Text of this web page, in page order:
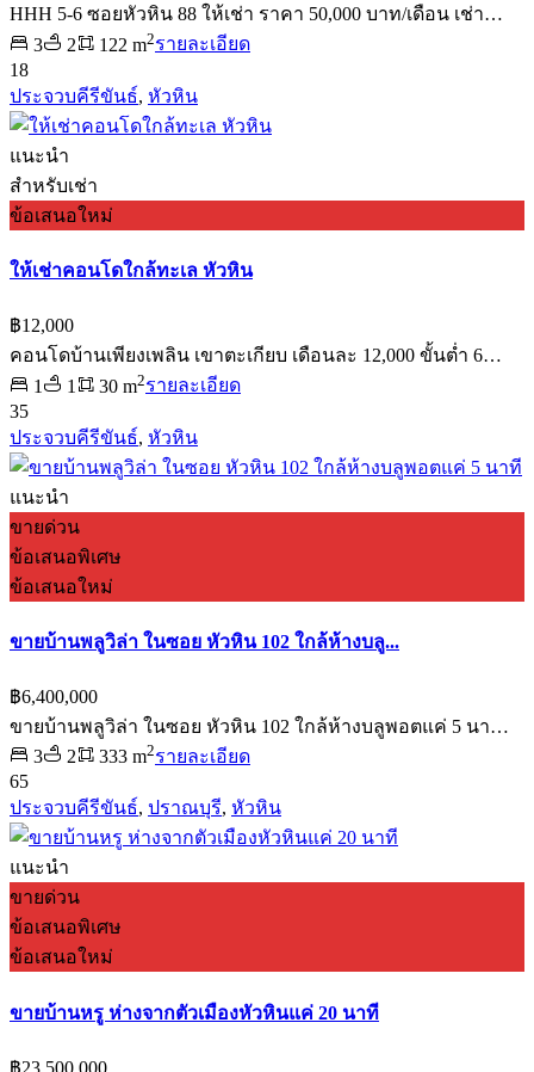
HHH 5-6 ซอยหัวหิน 88 ให้เช่า ราคา 50,000 บาท/เดือน เช่า…
3
2 122 m2รายละเอียด
18
ประจวบคีรีขันธ์, หัวหิน
แนะนำ
สำหรับเช่า
ข้อเสนอใหม่
ให้เช่าคอนโดใกล้ทะเล หัวหิน
฿12,000
คอนโดบ้านเพียงเพลิน เขาตะเกียบ เดือนละ 12,000 ขั้นต่ำ 6…
1
1 30 m2รายละเอียด
35
ประจวบคีรีขันธ์, หัวหิน
แนะนำ
ขายด่วน
ข้อเสนอพิเศษ
ข้อเสนอใหม่
ขายบ้านพลูวิล่า ในซอย หัวหิน 102 ใกล้ห้างบลู...
฿6,400,000
ขายบ้านพลูวิล่า ในซอย หัวหิน 102 ใกล้ห้างบลูพอตแค่ 5 นา…
3
2 333 m2รายละเอียด
65
ประจวบคีรีขันธ์, ปราณบุรี, หัวหิน
แนะนำ
ขายด่วน
ข้อเสนอพิเศษ
ข้อเสนอใหม่
ขายบ้านหรู ห่างจากตัวเมืองหัวหินแค่ 20 นาที
฿23,500,000